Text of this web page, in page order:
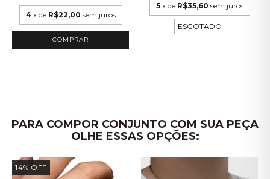
4 x de R$22,00 sem juros
COMPRAR
5 x de R$35,60 sem juros
ESGOTADO
PARA COMPOR CONJUNTO COM SUA PEÇA
OLHE ESSAS OPÇÕES:
14% OFF